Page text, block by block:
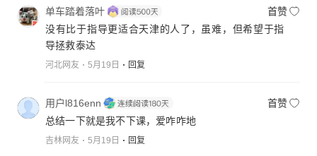
单车踏着落叶
首赞
没有比于指导更适合天津的人了，虽难，但希望于指
导拯救泰达
河北网友 5月19日 回复
用户l816enn
首赞
总结一下就是我不下课，爱咋咋地
吉林网友 5月19日 回复